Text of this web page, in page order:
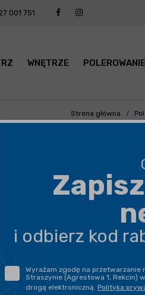
001 751
WNĘTRZE POLEROWANIE
Strona główna
CENA
RODZAJ
i odbierz kod
Wyrażam zgodę na przetwarzanie
Straszynie (Agrestowa 1, Rekcin)
drogą elektroniczną. Polityka